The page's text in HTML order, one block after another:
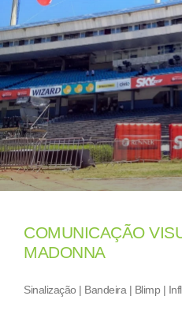
COMUNICAÇÃO
MADONNA
Sinalização | Bandeira | Blimp |